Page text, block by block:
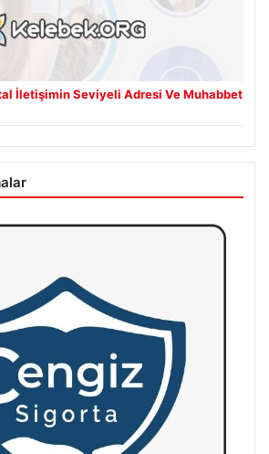
İletişimin Seviyeli Adresi Ve Muhabbet